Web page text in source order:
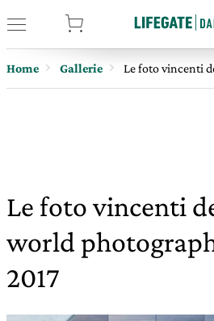
Home Gallerie Le foto vincenti
Le foto vincenti
world
2017